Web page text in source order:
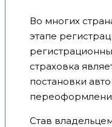
Во многих
этапе
страховка
постановки
Став